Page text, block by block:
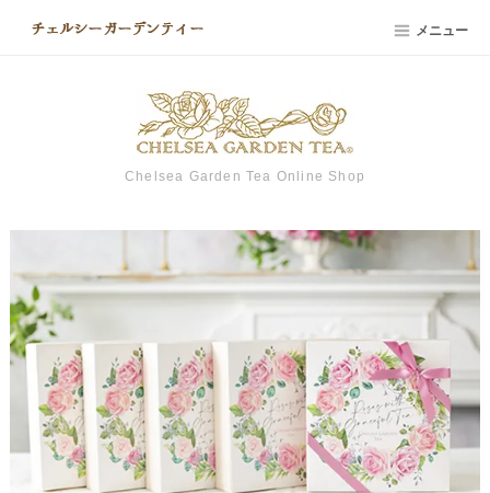
メニュー
Chelsea Garden Tea Online Shop